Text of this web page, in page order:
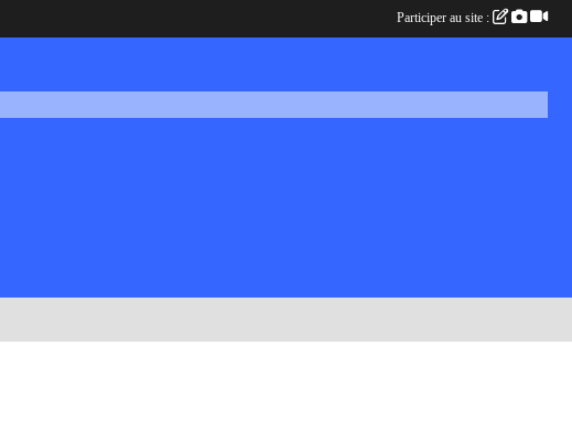
Participer au site :